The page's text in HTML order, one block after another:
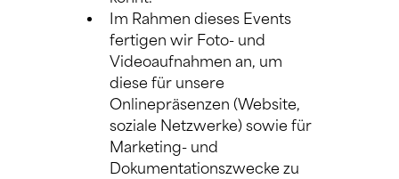
Im Rahmen dieses Events
fertigen wir Foto- und
Videoaufnahmen an, um
diese für unsere
Onlinepräsenzen (Website,
soziale Netzwerke) sowie für
Marketing- und
Dokumentationszwecke zu